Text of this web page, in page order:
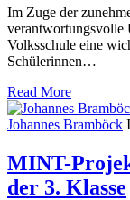
Im Zuge der
verantwortungsvolle
Volksschule eine
Schülerinnen…
Read More
Johannes Bramböck
MINT-
der 3. Klasse